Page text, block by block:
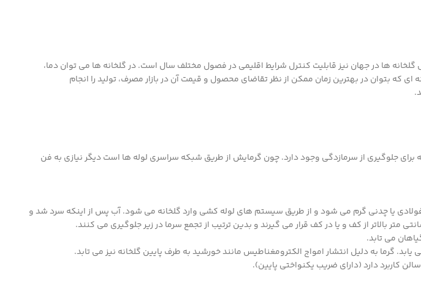
ها در جهان نیز قابلیت کنترل شرایط اقلیمی در فصول مختلف سال است. در گلخانه ها می توان دما،
ای که بتوان در بهترین زمان ممکن از نظر تقاضای محصول و قیمت آن در بازار مصرف، تولید را انجام
جلوگیری از سرمازدگی وجود دارد. چون گرمایش از طریق شبکه سراسری لوله ها است دیگر نیازی به فن
یا چدنی گرم می شود و از طریق سیستم های لوله کشی وارد گلخانه می شود. آب پس از اینکه سرد شد و
بالاتر از کف و یا در کف قرار می گیرند و بدین ترتیب از تجمع سرما در زیر جلوگیری می کنند.
می تابد.
به دلیل انتشار امواج الکترومغناطیس مانند خورشید به طرف پایین گلخانه نیز می تابد.
کاربرد دارد (دارای ضریب یکنواختی پایین).